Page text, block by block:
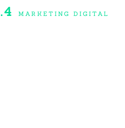
.4 MARKETING DIGITAL